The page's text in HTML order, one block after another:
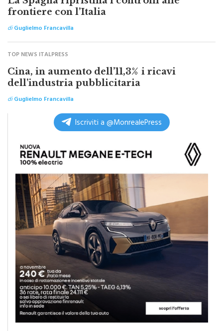
diGuglielmo Francavilla
TOP NEWS ITALPRESS
Cina, in aumento dell’11,3% i ricavi
dell’industria pubblicitaria
diGuglielmo Francavilla
Iscriviti a @MonrealePress